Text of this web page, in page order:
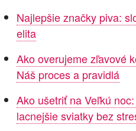
Najlepšie značky piva:
elita
Ako overujeme zľavové
Náš proces a pravidlá
Ako ušetriť na Veľkú
lacnejšie sviatky bez